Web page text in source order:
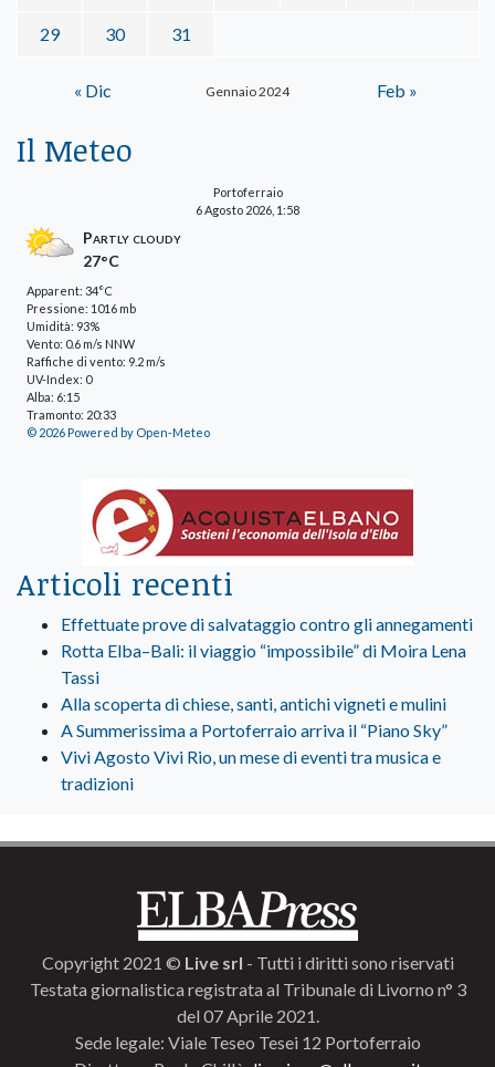
Gennaio 2024
29 30 31
« Dic Feb »
Il Meteo
Portoferraio
6 Agosto 2026, 1:58
Partly cloudy
27°C
Apparent: 34°C
Pressione: 1016 mb
Umidità: 93%
Vento: 0.6 m/s NNW
Raffiche di vento: 9.2 m/s
UV-Index: 0
Alba: 6:15
Tramonto: 20:33
© 2026 Powered by Open-Meteo
Articoli recenti
Effettuate prove di salvataggio contro gli annegamenti
Rotta Elba–Bali: il viaggio “impossibile” di Moira Lena
Tassi
Alla scoperta di chiese, santi, antichi vigneti e mulini
A Summerissima a Portoferraio arriva il “Piano Sky”
Vivi Agosto Vivi Rio, un mese di eventi tra musica e
tradizioni
Copyright 2021 © Live srl - Tutti i diritti sono riservati
Testata giornalistica registrata al Tribunale di Livorno n° 3
del 07 Aprile 2021.
Sede legale: Viale Teseo Tesei 12 Portoferraio